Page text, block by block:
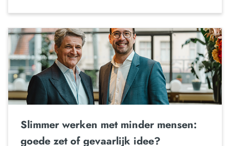
Slimmer werken met minder mensen:
goede zet of gevaarlijk idee?